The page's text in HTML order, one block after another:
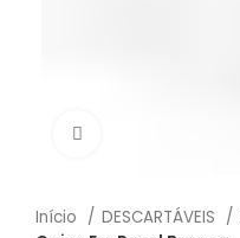
Início DESCARTÁVEIS